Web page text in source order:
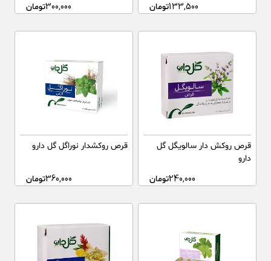
133,500تومان
300,000تومان
قرص روکش دار سالویگل گل
دارو
240,000تومان
قرص روکشدار نوراگل گل دارو
360,000تومان